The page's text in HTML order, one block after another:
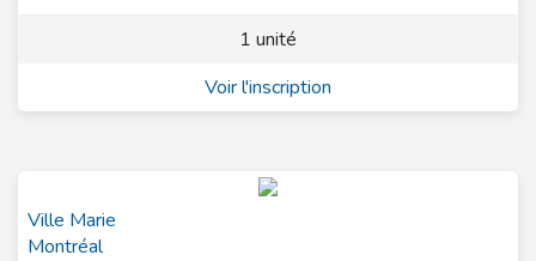
1 unité
Voir l'inscription
Ville Marie
Montréal